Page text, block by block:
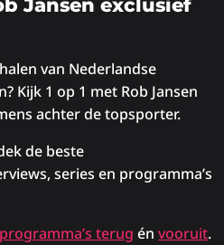
Jansen exclusief
van Nederlandse
Kijk 1 op 1 met Rob Jansen
achter de topsporter.
de beste
series en programma’s
programma’s terug én vooruit.